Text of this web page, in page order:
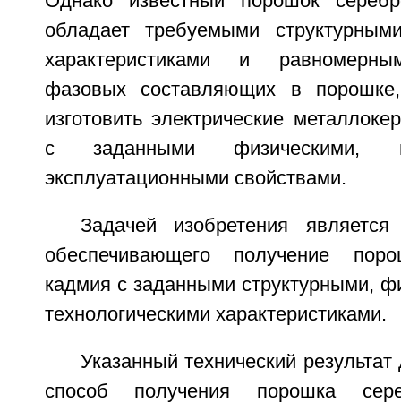
обладает требуемыми
характеристиками и
фазовых составляющих в
изготовить электрические
с заданными физическими,
эксплуатационными свойствами.
Задачей изобретения
обеспечивающего получение
кадмия с заданными структурными,
технологическими характеристиками.
Указанный технический результат
способ получения порошка